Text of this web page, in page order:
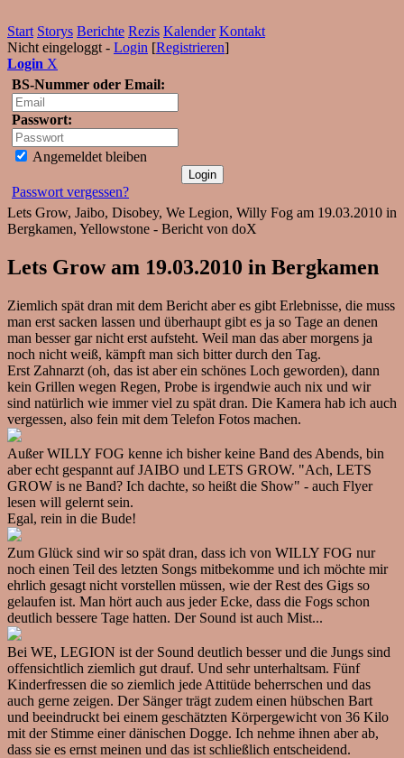
Start Storys Berichte Rezis Kalender Kontakt
Nicht eingeloggt - Login [Registrieren]
Login X
BS-Nummer oder Email:
Passwort:
Angemeldet bleiben
Passwort vergessen?
Lets Grow, Jaibo, Disobey, We Legion, Willy Fog am 19.03.2010 in
Bergkamen, Yellowstone - Bericht von doX
Lets Grow am 19.03.2010 in Bergkamen
Ziemlich spät dran mit dem Bericht aber es gibt Erlebnisse, die muss
man erst sacken lassen und überhaupt gibt es ja so Tage an denen
man besser gar nicht erst aufsteht. Weil man das aber morgens ja
noch nicht weiß, kämpft man sich bitter durch den Tag.
Erst Zahnarzt (oh, das ist aber ein schönes Loch geworden), dann
kein Grillen wegen Regen, Probe is irgendwie auch nix und wir
sind natürlich wie immer viel zu spät dran. Die Kamera hab ich auch
vergessen, also fein mit dem Telefon Fotos machen.
Außer WILLY FOG kenne ich bisher keine Band des Abends, bin
aber echt gespannt auf JAIBO und LETS GROW. "Ach, LETS
GROW is ne Band? Ich dachte, so heißt die Show" - auch Flyer
lesen will gelernt sein.
Egal, rein in die Bude!
Zum Glück sind wir so spät dran, dass ich von WILLY FOG nur
noch einen Teil des letzten Songs mitbekomme und ich möchte mir
ehrlich gesagt nicht vorstellen müssen, wie der Rest des Gigs so
gelaufen ist. Man hört auch aus jeder Ecke, dass die Fogs schon
deutlich bessere Tage hatten. Der Sound ist auch Mist...
Bei WE, LEGION ist der Sound deutlich besser und die Jungs sind
offensichtlich ziemlich gut drauf. Und sehr unterhaltsam. Fünf
Kinderfressen die so ziemlich jede Attitüde beherrschen und das
auch gerne zeigen. Der Sänger trägt zudem einen hübschen Bart
und beeindruckt bei einem geschätzten Körpergewicht von 36 Kilo
mit der Stimme einer dänischen Dogge. Ich nehme ihnen aber ab,
dass sie es ernst meinen und das ist schließlich entscheidend.